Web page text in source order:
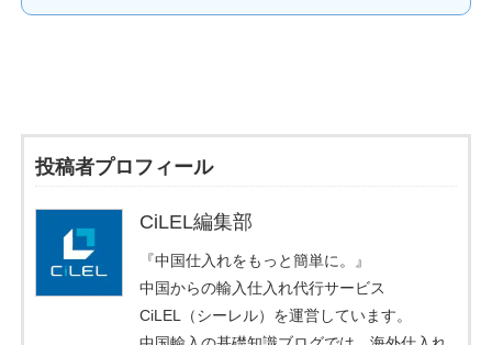
投稿者プロフィール
CiLEL編集部
『中国仕入れをもっと簡単に。』
中国からの輸入仕入れ代行サービス
CiLEL（シーレル）を運営しています。